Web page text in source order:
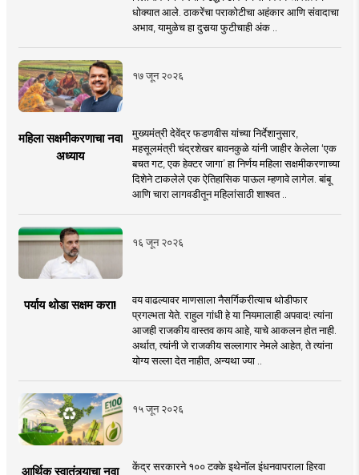
धोक्यात आले. ठाकरेंचा पराकोटीचा अहंकार आणि संवादाचा
अभाव, यामुळेच हा दुसर्‍या फुटीचाही अंक ..
१७ जून २०२६
महिला सक्षमीकरणाचा नवा
अध्याय
मुख्यमंत्री देवेंद्र फडणवीस यांच्या निर्देशानुसार,
महसूलमंत्री चंद्रशेखर बावनकुळे यांनी जाहीर केलेला ‘एक
बचत गट, एक हेक्टर जागा’ हा निर्णय महिला सक्षमीकरणाच्या
दिशेने टाकलेले एक ऐतिहासिक पाऊल म्हणावे लागेल. बांबू
आणि चारा लागवडीतून महिलांसाठी शाश्वत ..
१६ जून २०२६
पर्याय थोडा सक्षम करा!
वय वाढल्यावर माणसाला नैसर्गिकरीत्याच थोडीफार
प्रगल्भता येते. राहुल गांधी हे या नियमालाही अपवाद! त्यांना
आजही राजकीय वास्तव काय आहे, याचे आकलन होत नाही.
अर्थात, त्यांनी जे राजकीय सल्लागार नेमले आहेत, ते त्यांना
योग्य सल्ला देत नाहीत, अन्यथा ज्या ..
१५ जून २०२६
आर्थिक स्वातंत्र्याचा नवा
केंद्र सरकारने १०० टक्के इथेनॉल इंधनवापराला हिरवा